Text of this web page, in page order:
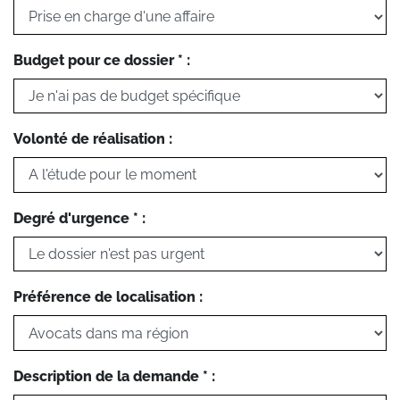
Budget pour ce dossier * :
Volonté de réalisation :
Degré d'urgence * :
Préférence de localisation :
Description de la demande * :